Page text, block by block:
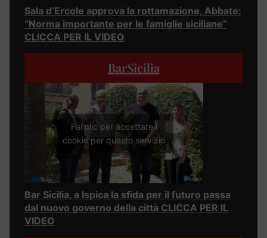
Sala d’Ercole approva la rottamazione, Abbate:
“Norma importante per le famiglie siciliane”
CLICCA PER IL VIDEO
BarSicilia
Fai clic per accettare i
cookie per questo servizio
Bar Sicilia, a Ispica la sfida per il futuro passa
dal nuovo governo della città CLICCA PER IL
VIDEO